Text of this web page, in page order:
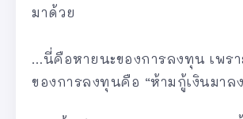
มาด้วย
…นี่คือหายนะของการลงทุน เพร
ของการลงทุนคือ “ห้ามกู้เงินมาล